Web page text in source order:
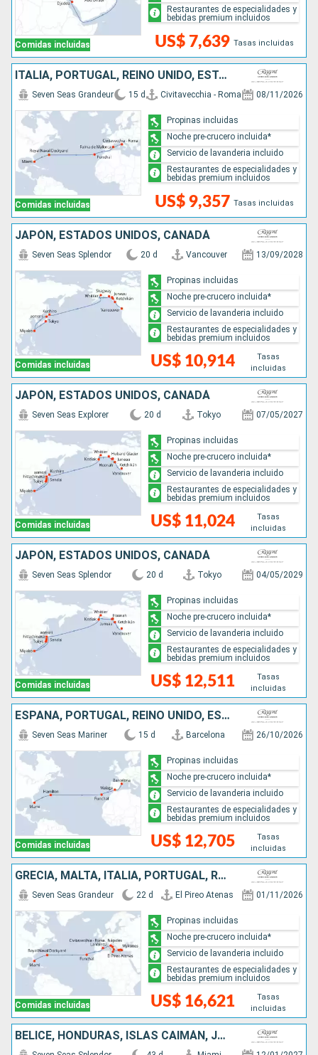
Comidas incluidas US$ 7,639 Tasas incluidas
Restaurantes de especialidades y
bebidas premium incluidos
ITALIA, PORTUGAL, REINO UNIDO, ESTADOS UNIDOS
Comidas incluidas
Seven Seas Grandeur 15 d Civitavecchia - Roma 08/11/2026
US$ 9,357 Tasas incluidas
Propinas incluidas
Noche pre-crucero incluida*
Servicio de lavanderia incluido
Restaurantes de especialidades y
bebidas premium incluidos
JAPÓN, ESTADOS UNIDOS, CANADÁ
Comidas incluidas
Seven Seas Splendor 20 d Vancouver 13/09/2028
US$ 10,914
Tasas
incluidas
Propinas incluidas
Noche pre-crucero incluida*
Servicio de lavanderia incluido
Restaurantes de especialidades y
bebidas premium incluidos
JAPÓN, ESTADOS UNIDOS, CANADÁ
Comidas incluidas
Seven Seas Explorer 20 d Tokyo 07/05/2027
US$ 11,024
Tasas
incluidas
Propinas incluidas
Noche pre-crucero incluida*
Servicio de lavanderia incluido
Restaurantes de especialidades y
bebidas premium incluidos
JAPÓN, ESTADOS UNIDOS, CANADÁ
Comidas incluidas
Seven Seas Splendor 20 d Tokyo 04/05/2029
US$ 12,511
Tasas
incluidas
Propinas incluidas
Noche pre-crucero incluida*
Servicio de lavanderia incluido
Restaurantes de especialidades y
bebidas premium incluidos
ESPAÑA, PORTUGAL, REINO UNIDO, ESTADOS UNIDOS
Comidas incluidas
Seven Seas Mariner 15 d Barcelona 26/10/2026
US$ 12,705
Tasas
incluidas
Propinas incluidas
Noche pre-crucero incluida*
Servicio de lavanderia incluido
Restaurantes de especialidades y
bebidas premium incluidos
GRECIA, MALTA, ITALIA, PORTUGAL, REINO UNIDO, ESTADOS UNIDOS
Comidas incluidas
Seven Seas Grandeur 22 d El Pireo Atenas 01/11/2026
US$ 16,621
Tasas
incluidas
Propinas incluidas
Noche pre-crucero incluida*
Servicio de lavanderia incluido
Restaurantes de especialidades y
bebidas premium incluidos
BELICE, HONDURAS, ISLAS CAIMÁN, JAMAICA, COLOMBIA, PANAMÁ, COSTA RICA, SALVADOR, GUATEMALA, MÉXICO, ESTADOS UNIDOS, FRANCIA